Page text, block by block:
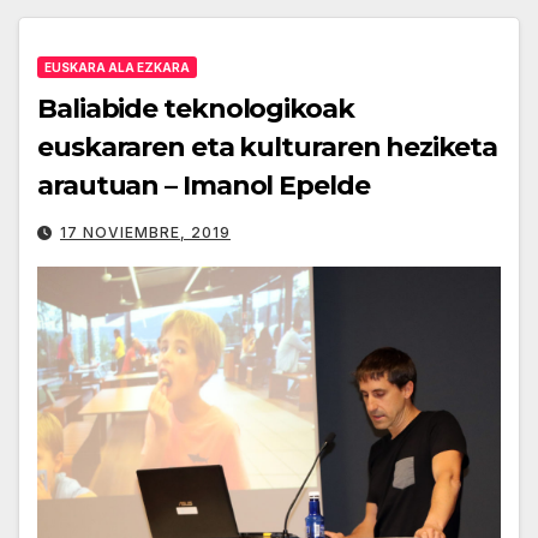
EUSKARA ALA EZKARA
Baliabide teknologikoak
euskararen eta kulturaren heziketa
arautuan – Imanol Epelde
17 NOVIEMBRE, 2019